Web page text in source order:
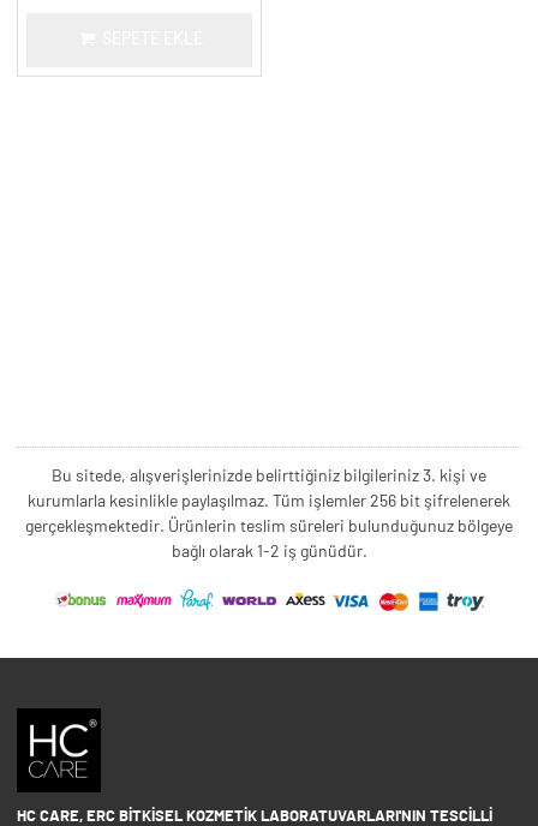
Bu sitede, alışverişlerinizde belirttiğiniz bilgileriniz 3. kişi ve
kurumlarla kesinlikle paylaşılmaz. Tüm işlemler 256 bit şifrelenerek
gerçekleşmektedir. Ürünlerin teslim süreleri bulunduğunuz bölgeye
bağlı olarak 1-2 iş günüdür.
HC CARE, ERC BITKISEL KOZMETIK LABORATUVARLARI'NIN TESCILLI